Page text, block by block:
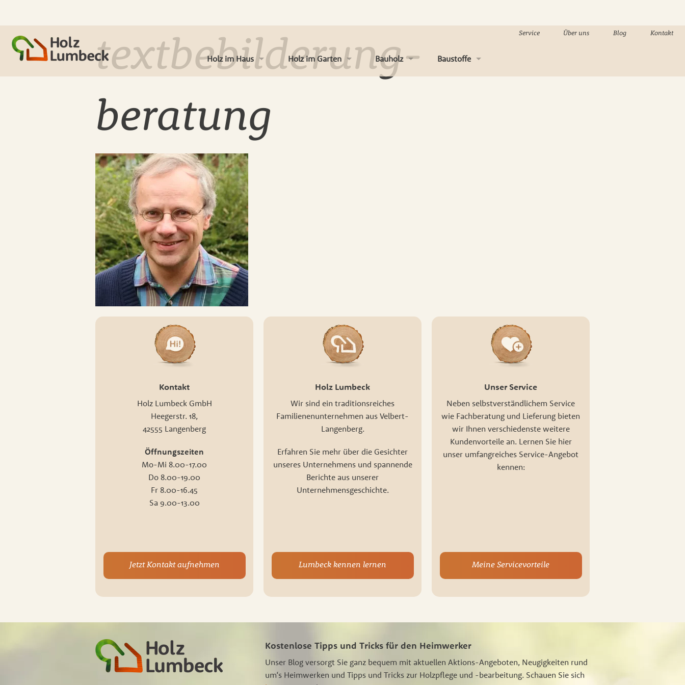
Holz im Haus
Türen
Decken und Wand
Leisten und Zubehör
Fenster und Treppen
Holz im Garten Bauholz Baustoffe
Service Über uns Blog Kontakt
textbebilderung-
beratung
Kontakt
Holz Lumbeck GmbH
Heegerstr. 18,
42555 Langenberg
Öffnungszeiten
Mo-Mi 8.00-17.00
Do 8.00-19.00
Fr 8.00-16.45
Sa 9.00-13.00
Jetzt Kontakt aufnehmen
Holz Lumbeck
Wir sind ein traditionsreiches
Familienenunternehmen aus Velbert-
Langenberg.
Erfahren Sie mehr über die Gesichter
unseres Unternehmens und spannende
Berichte aus unserer
Unternehmensgeschichte.
Lumbeck kennen lernen
Unser Service
Neben selbstverständlichem Service
wie Fachberatung und Lieferung bieten
wir Ihnen verschiedenste weitere
Kundenvorteile an. Lernen Sie hier
unser umfangreiches Service-Angebot
kennen:
Meine Servicevorteile
Kostenlose Tipps und Tricks für den Heimwerker
Unser Blog versorgt Sie ganz bequem mit aktuellen Aktions-Angeboten, Neugigkeiten rund
um‘s Heimwerken und Tipps und Tricks zur Holzpflege und -bearbeitung. Schauen Sie sich